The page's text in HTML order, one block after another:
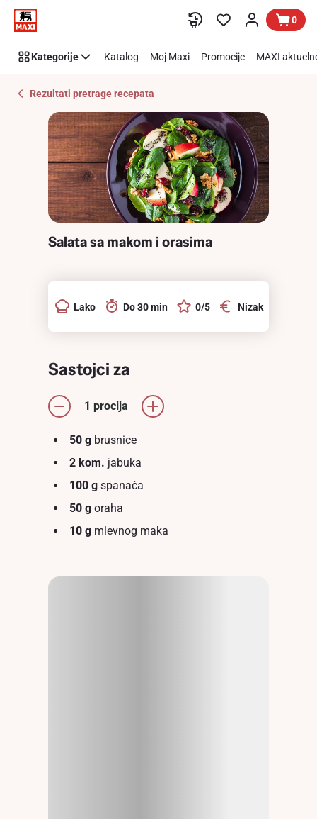
Preskoči link
Recipe
Details
0
Kategorije Katalog Moj Maxi Promocije MAXI
Rezultati pretrage recepata
Salata sa makom i orasima
Lako Do 30 min 0/5 Nizak
Sastojci za
1 procija
50 g brusnice
2 kom. jabuka
100 g spanaća
50 g oraha
10 g mlevnog maka